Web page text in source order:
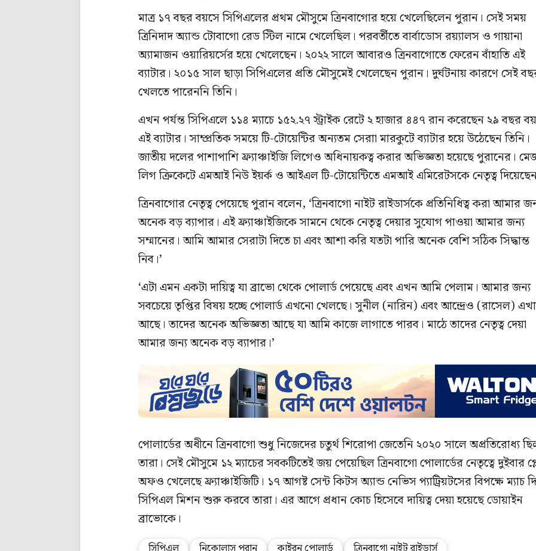
মাত্র ১৭ বছর বয়সে সিপিএলের প্রথম মৌসুমে ত্রিনবাগোর হয়ে খেলেছিলেন পুরান। সেই সময়
ত্রিনিদাদ অ্যান্ড টোবাগো রেড স্টিল নামে খেলেছিল। পরবর্তীতে বার্বাডোস রয়্যালস ও গায়ানা
অ্যামাজন ওয়ারিয়র্সের হয়ে খেলেছেন। ২০২২ সালে আবারও ত্রিনবাগোতে ফেরেন বাঁহাতি এই
ব্যাটার। ২০১৫ সাল ছাড়া সিপিএলের প্রতি মৌসুমেই খেলেছেন পুরান। দুর্ঘটনায় কারণে সেই
খেলতে পারেননি তিনি।
এখন পর্যন্ত সিপিএলে ১১৪ ম্যাচে ১৫২.২৭ স্ট্রাইক রেটে ২ হাজার ৪৪৭ রান করেছেন ২৯ বছর
এই ব্যাটার। সাম্প্রতিক সময়ে টি-টোয়েন্টির অন্যতম সেরাা মারকুটে ব্যাটার হয়ে উঠেছেন তিনি।
জাতীয় দলের পাশাপাশি ফ্র্যাঞ্চাইজি লিগেও অধিনায়কত্ব করার অভিজ্ঞতা হয়েছে পুরানের।
লিগ ক্রিকেটে এমআই নিউ ইয়র্ক ও আইএল টি-টোয়েন্টিতে এমআই এমিরেটসকে নেতৃত্ব
ত্রিনবাগোর নেতৃত্ব পেয়েছে পুরান বলেন, ‘ত্রিনবাগো নাইট রাইডার্সকে প্রতিনিধিত্ব করা আমার
অনেক বড় ব্যাপার। এই ফ্র্যাঞ্চাইজিকে সামনে থেকে নেতৃত্ব দেয়ার সুযোগ পাওয়া আমার জন্য
সম্মানের। আমি আমার সেরাটা দিতে চা এবং আশা করি যতটা পারি অনেক বেশি সঠিক সিদ্ধান্ত
নিব।’
‘এটা এমন একটা দায়িত্ব যা ব্রাভো থেকে পোলার্ড পেয়েছে এবং এখন আমি পেলাম। আমার জন্য
সবচেয়ে তৃপ্তির বিষয় হচ্ছে পোলার্ড এখনো খেলছে। সুনীল (নারিন) এবং আন্দ্রেও (রাসেল)
আছে। তাদের অনেক অভিজ্ঞতা আছে যা আমি কাজে লাগাতে পারব। মাঠে তাদের নেতৃত্ব দেয়া
আমার জন্য অনেক বড় ব্যাপার।’
পোলার্ডের অধীনে ত্রিনবাগো শুধু নিজেদের চতুর্থ শিরোপা জেতেনি ২০২০ সালে অপ্রতিরোধ্য
তারা। সেই মৌসুমে ১২ ম্যাচের সবকটিতেই জয় পেয়েছিল ত্রিনবাগো পোলার্ডের নেতৃত্বে দুইবার
অফও খেলেছে ফ্র্যাঞ্চাইজিটি। ১৭ আগষ্ট সেন্ট কিটস অ্যান্ড নেভিস প্যাট্রিয়টসের বিপক্ষে ম্যাচ
সিপিএল মিশন শুরু করবে তারা। এর আগে প্রধান কোচ হিসেবে দায়িত্ব দেয়া হয়েছে ডোয়াইন
ব্রাভোকে।